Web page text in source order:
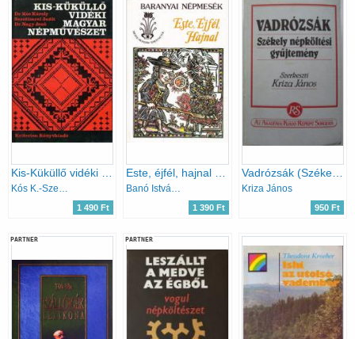
Kós K.-Szentimrei J.-Nagy J.
1 490 Ft
Banó István (szerk.)
1 390 Ft
Vadrózsák (Székely népköltési gyűjtemény)
Kriza János
950 Ft
PARTNER PARTNER